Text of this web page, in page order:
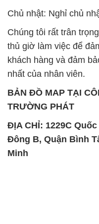
Chủ nhật: Nghỉ chủ
Chúng tôi rất trân
thủ giờ làm việc để
khách hàng và đảm
nhất của nhân viên.
BẢN ĐỒ MAP TẠI
TRƯỜNG PHÁT
ĐỊA CHỈ: 1229C
Đông B, Quận Bình
Minh